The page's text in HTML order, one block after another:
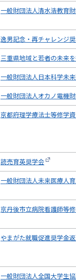
一般財団法人清水浩教育
逸男記念・再チャレンジ
三重県地域と若者の未来
一般財団法人日本科学未
一般財団法人オカノ電機
京都府理学療法士等修学
読売育英奨学会
一般財団法人未来医療人
京丹後市立病院看護師等
やまがた就職促進奨学金
一般財団法人全国大学生